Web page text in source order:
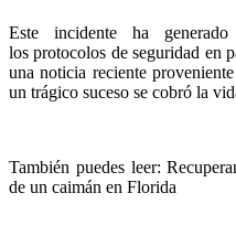
Este incidente ha
los protocolos de seguridad en
una noticia reciente
un trágico suceso se cobró la
También puedes leer:
de un caimán en Florida